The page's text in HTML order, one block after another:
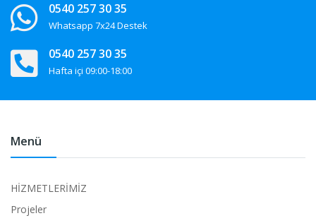
0540 257 30 35
Whatsapp 7x24 Destek
0540 257 30 35
Hafta içi 09:00-18:00
Menü
HİZMETLERİMİZ
Projeler